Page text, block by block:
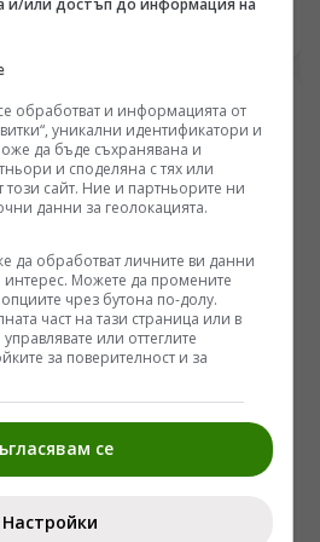
реторика на Белия дом
декларира посредническа
на целеуказване за критични
архитектура на преговорния
го в механизъм за силово
закона "Греъм": 100% мита
петрол и газ
за затягане на санкциите
и/или достъп до информация на
обработват и информацията от
уникални идентификатори и
да бъде съхранявана и
и споделяна с тях или
този сайт. Ние и партньорите ни
данни за геолокацията.
да обработват личните ви данни
интерес. Можете да промените
опциите чрез бутона по-долу.
част на тази страница или в
или оттеглите
за поверителност и за
се
Настройки